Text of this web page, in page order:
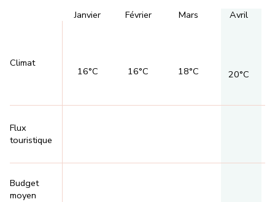
Janvier Février Mars Avril
Climat
16°C 16°C 18°C 20°C
Flux
touristique
Budget
moyen